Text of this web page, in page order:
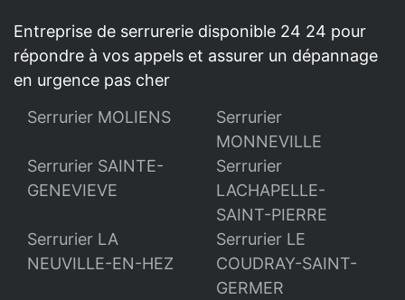
Entreprise de serrurerie disponible 24 24 pour
répondre à vos appels et assurer un dépannage
en urgence pas cher
Serrurier MOLIENS
Serrurier
MONNEVILLE
Serrurier SAINTE-
GENEVIEVE
Serrurier
LACHAPELLE-
SAINT-PIERRE
Serrurier LA
NEUVILLE-EN-HEZ
Serrurier LE
COUDRAY-SAINT-
GERMER